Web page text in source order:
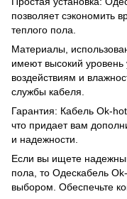
позволяет сэкономить
теплого пола.
Материалы,
имеют высокий уровень
воздействиям и
службы кабеля.
Гарантия: Кабель Ok-
что придает вам
и надежности.
Если вы ищете
пола, то Одескабель
выбором. Обеспечьте